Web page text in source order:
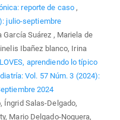
reporte de caso ,
julio-septiembre
García Suárez , Mariela de
Ibañez blanco, Irina
aprendiendo lo típico
Vol. 57 Núm. 3 (2024):
2024
Íngrid Salas-Delgado,
Mario Delgado-Noguera,